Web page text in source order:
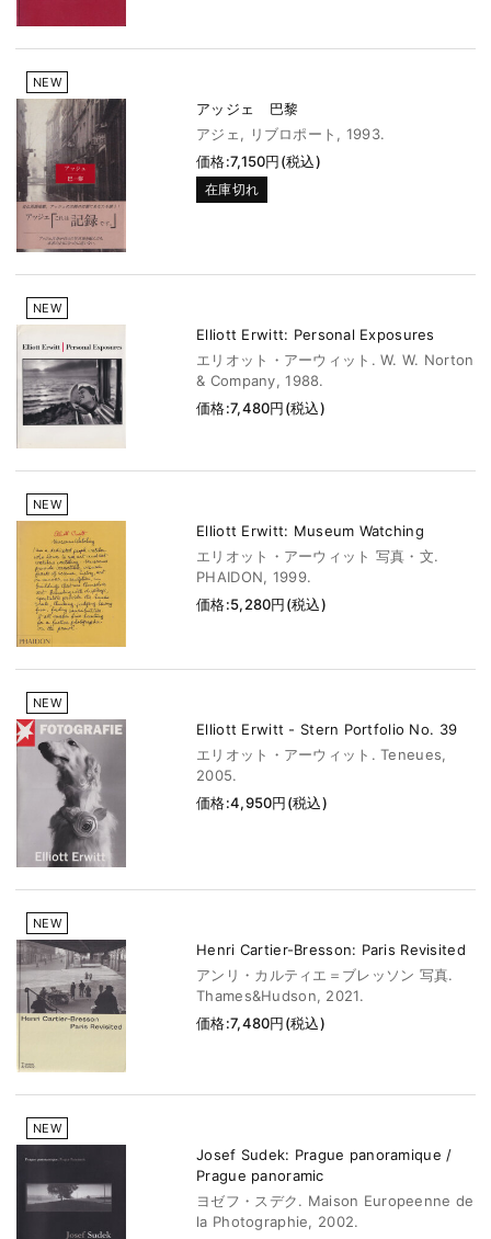
NEW
アッジェ 巴黎
アジェ, リブロポート, 1993.
価格:7,150円(税込)
在庫切れ
NEW
Elliott Erwitt: Personal Exposures
エリオット・アーウィット. W. W. Norton
& Company, 1988.
価格:7,480円(税込)
NEW
Elliott Erwitt: Museum Watching
エリオット・アーウィット 写真・文.
PHAIDON, 1999.
価格:5,280円(税込)
NEW
Elliott Erwitt - Stern Portfolio No. 39
エリオット・アーウィット. Teneues,
2005.
価格:4,950円(税込)
NEW
Henri Cartier-Bresson: Paris Revisited
アンリ・カルティエ＝ブレッソン 写真.
Thames&Hudson, 2021.
価格:7,480円(税込)
NEW
Josef Sudek: Prague panoramique /
Prague panoramic
ヨゼフ・スデク. Maison Europeenne de
la Photographie, 2002.